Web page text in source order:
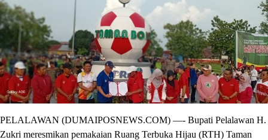
PELALAWAN (DUMAIPOSNEWS.COM) —- Bupati Pelalawan H.
Zukri meresmikan pemakaian Ruang Terbuka Hijau (RTH) Taman